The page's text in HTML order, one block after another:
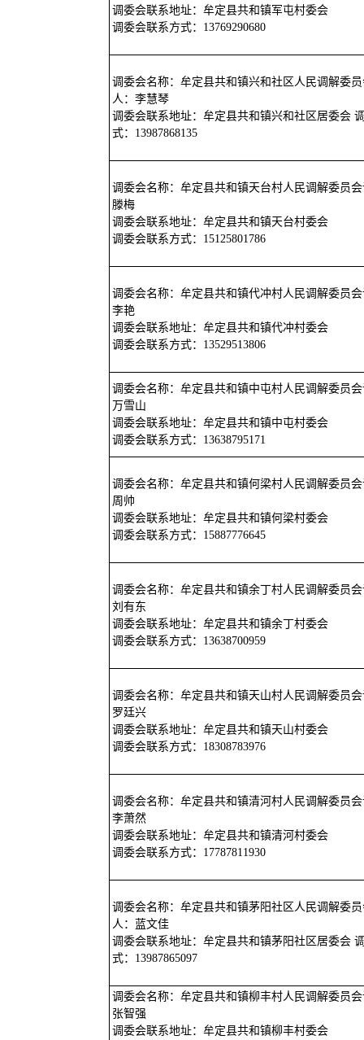
调委会联系地址：牟定县共和镇军屯村委会
调委会联系方式：13769290680
调委会名称：牟定县共和镇兴和社区人民调解委
人：李慧琴
调委会联系地址：牟定县共和镇兴和社区居委会
式：13987868135
调委会名称：牟定县共和镇天台村人民调解委员
滕梅
调委会联系地址：牟定县共和镇天台村委会
调委会联系方式：15125801786
调委会名称：牟定县共和镇代冲村人民调解委员
李艳
调委会联系地址：牟定县共和镇代冲村委会
调委会联系方式：13529513806
调委会名称：牟定县共和镇中屯村人民调解委员
万雪山
调委会联系地址：牟定县共和镇中屯村委会
调委会联系方式：13638795171
调委会名称：牟定县共和镇何梁村人民调解委员
周帅
调委会联系地址：牟定县共和镇何梁村委会
调委会联系方式：15887776645
调委会名称：牟定县共和镇余丁村人民调解委员
刘有东
调委会联系地址：牟定县共和镇余丁村委会
调委会联系方式：13638700959
调委会名称：牟定县共和镇天山村人民调解委员
罗廷兴
调委会联系地址：牟定县共和镇天山村委会
调委会联系方式：18308783976
调委会名称：牟定县共和镇清河村人民调解委员
李萧然
调委会联系地址：牟定县共和镇清河村委会
调委会联系方式：17787811930
调委会名称：牟定县共和镇茅阳社区人民调解委
人：蓝文佳
调委会联系地址：牟定县共和镇茅阳社区居委会
式：13987865097
调委会名称：牟定县共和镇柳丰村人民调解委员
张智强
调委会联系地址：牟定县共和镇柳丰村委会